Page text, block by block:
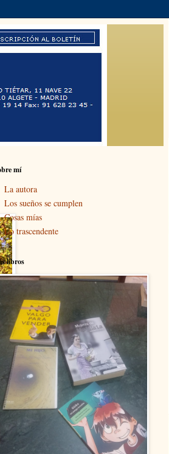
mí
La autora
Los sueños se cumplen
Cosas mías
Lo trascendente
libros